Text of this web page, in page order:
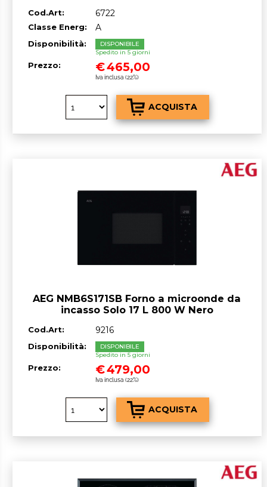
Cod.Art: 6722
Classe Energ: A
Disponibilità:
DISPONIBILE
Spedito in 5 giorni
Prezzo: €465,00
Iva inclusa (22%)
AEG NMB6S171SB Forno a microonde da
incasso Solo 17 L 800 W Nero
Cod.Art: 9216
Disponibilità:
DISPONIBILE
Spedito in 5 giorni
Prezzo: €479,00
Iva inclusa (22%)